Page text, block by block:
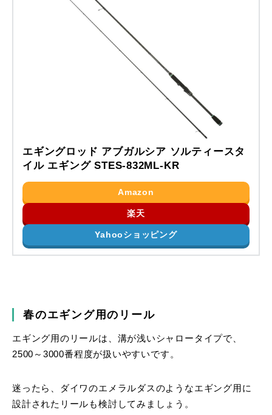
エギングロッド アブガルシア ソルティースタ
イル エギング STES-832ML-KR
Amazon
楽天
Yahooショッピング
春のエギング用のリール
エギング用のリールは、溝が浅いシャロータイプで、
2500～3000番程度が扱いやすいです。
迷ったら、ダイワのエメラルダスのようなエギング用に
設計されたリールも検討してみましょう。